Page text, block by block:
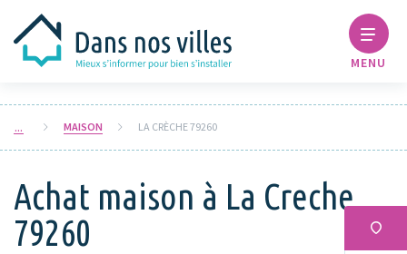
MENU
MAISON LA CRÈCHE 79260
Achat maison à La Creche
79260